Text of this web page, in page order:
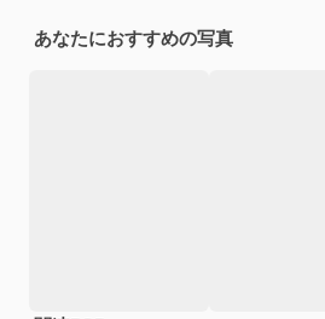
あなたにおすすめの写真